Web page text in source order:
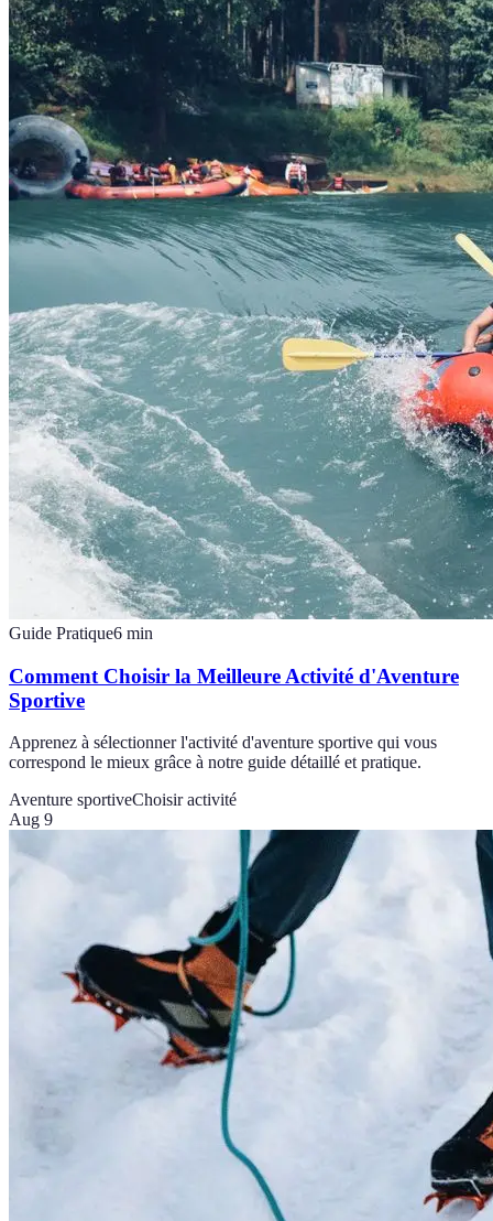
Guide Pratique6 min
Comment Choisir la Meilleure Activité d'Aventure
Sportive
Apprenez à sélectionner l'activité d'aventure sportive qui vous
correspond le mieux grâce à notre guide détaillé et pratique.
Aventure sportiveChoisir activité
Aug 9